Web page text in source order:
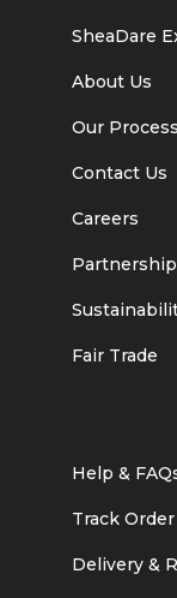
SheaDare
About Us
Our
Contact Us
Careers
Partnership
Fair Trade
Help &
Track Order
Delivery &